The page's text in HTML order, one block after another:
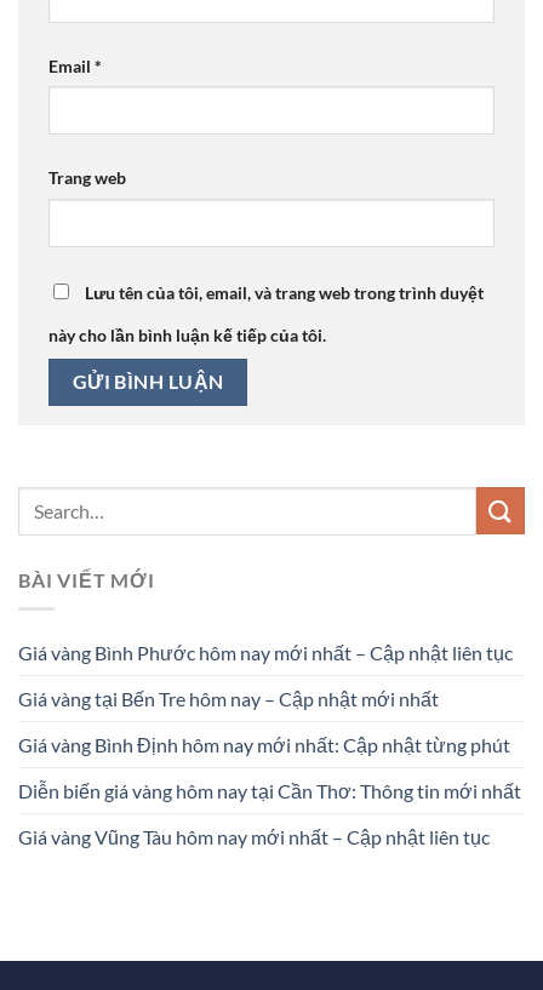
Email *
Trang web
Lưu tên của tôi, email, và trang web trong trình duyệt
này cho lần bình luận kế tiếp của tôi.
BÀI VIẾT MỚI
Giá vàng Bình Phước hôm nay mới nhất – Cập nhật liên tục
Giá vàng tại Bến Tre hôm nay – Cập nhật mới nhất
Giá vàng Bình Định hôm nay mới nhất: Cập nhật từng phút
Diễn biến giá vàng hôm nay tại Cần Thơ: Thông tin mới nhất
Giá vàng Vũng Tàu hôm nay mới nhất – Cập nhật liên tục